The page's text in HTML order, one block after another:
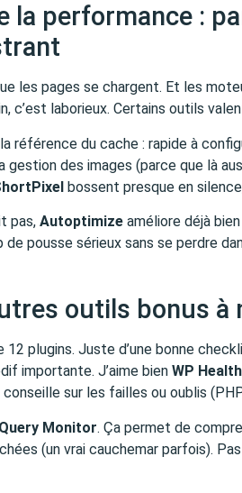
la performance :
les pages se chargent. Et les
c’est laborieux. Certains outils
référence du cache : rapide à
gestion des images (parce que là
bossent presque en
pas, Autoptimize améliore déjà
de pousse sérieux sans se perdre
outils bonus à
12 plugins. Juste d’une bonne
importante. J’aime bien WP Health
sur les failles ou oublis
Query Monitor. Ça permet de
(un vrai cauchemar parfois).